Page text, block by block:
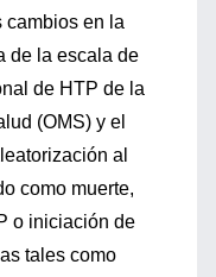
cambios en la
de la escala de
de HTP de la
(OMS) y el
al
como muerte,
o iniciación de
tales como